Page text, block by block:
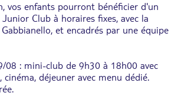
vos enfants pourront bénéficier d'un
Club à horaires fixes, avec la
et encadrés par une équipe
08 : mini-club de 9h30 à 18h00 avec
cinéma, déjeuner avec menu dédié.